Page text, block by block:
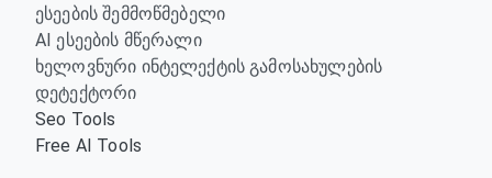
ესეების შემმოწმებელი
AI ესეების მწერალი
ხელოვნური ინტელექტის გამოსახულების
დეტექტორი
Seo Tools
Free AI Tools